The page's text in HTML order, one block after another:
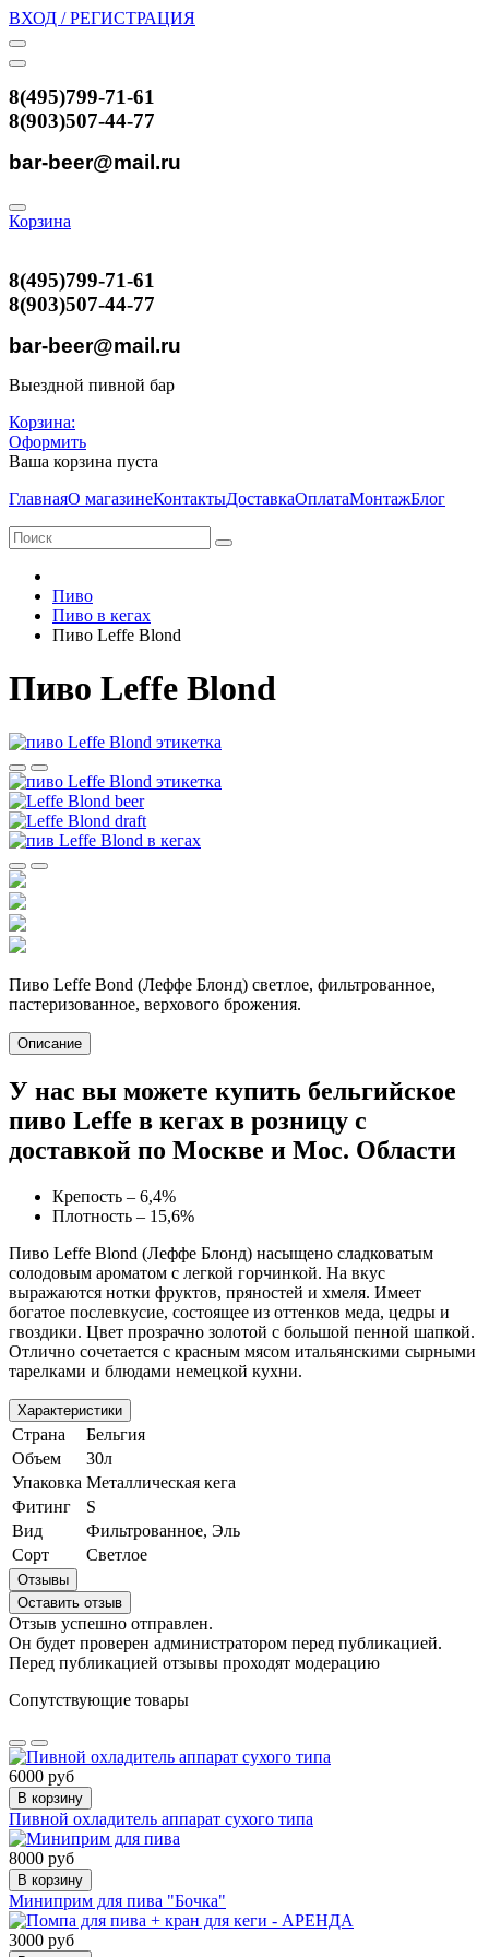
ВХОД / РЕГИСТРАЦИЯ
8(495)799-71-61
8(903)507-44-77
bar-beer@mail.ru
Корзина
8(495)799-71-61
8(903)507-44-77
bar-beer@mail.ru
Выездной пивной бар
Корзина:
Оформить
Ваша корзина пуста
ГлавнаяО магазинеКонтактыДоставкаОплатаМонтажБлог
Пиво
Пиво в кегах
Пиво Leffe Blond
Пиво Leffe Blond
Пиво Leffe Bond (Леффе Блонд) светлое, фильтрованное,
пастеризованное, верхового брожения.
Описание
У нас вы можете купить бельгийское
пиво Leffe в кегах в розницу с
доставкой по Москве и Мос. Области
Крепость – 6,4%
Плотность – 15,6%
Пиво Leffe Blond (Леффе Блонд) насыщено сладковатым
солодовым ароматом с легкой горчинкой. На вкус
выражаются нотки фруктов, пряностей и хмеля. Имеет
богатое послевкусие, состоящее из оттенков меда, цедры и
гвоздики. Цвет прозрачно золотой с большой пенной шапкой.
Отлично сочетается с красным мясом итальянскими сырными
тарелками и блюдами немецкой кухни.
Характеристики
Страна
Бельгия
Объем
30л
Упаковка Металлическая кега
Фитинг
S
Вид
Фильтрованное, Эль
Сорт
Светлое
Отзывы
Оставить отзыв
Отзыв успешно отправлен.
Он будет проверен администратором перед публикацией.
Перед публикацией отзывы проходят модерацию
Сопутствующие товары
6000 руб
В корзину
Пивной охладитель аппарат сухого типа
8000 руб
В корзину
Миниприм для пива "Бочка"
3000 руб